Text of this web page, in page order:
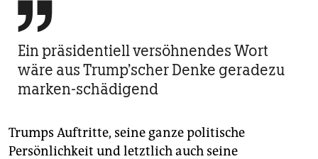

Ein präsidentiell versöhnendes Wort
wäre aus Trump’scher Denke geradezu
marken-schädigend
Trumps Auftritte, seine ganze politische
Persönlichkeit und letztlich auch seine